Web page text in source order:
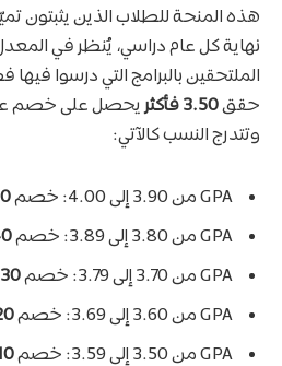
هذه المنحة للطلاب الذين يثبتون
نهاية كل عام دراسي، يُنظر في
الملتحقين بالبرامج التي درسوا
حقق3.50 فأكثر
يحصل على خصم على
وتتدرج النسب كالآتي:
GPA من 3.90 إلى 4.00: خصم
GPA من 3.80 إلى 3.89: خصم
GPA من 3.70 إلى 3.79: خصم
30%
GPA من 3.60 إلى 3.69: خصم
GPA من 3.50 إلى 3.59: خصم